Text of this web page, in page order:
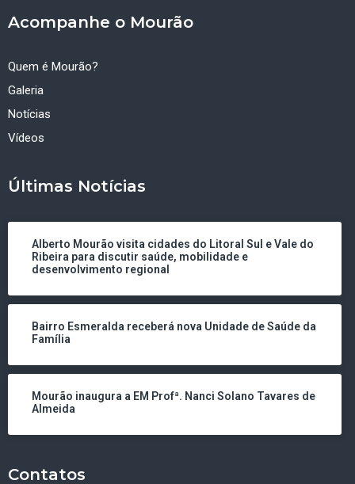
Acompanhe o Mourão
Quem é Mourão?
Galeria
Notícias
Vídeos
Últimas Notícias
Alberto Mourão visita cidades do Litoral Sul e Vale do
Ribeira para discutir saúde, mobilidade e
desenvolvimento regional
Bairro Esmeralda receberá nova Unidade de Saúde da
Família
Mourão inaugura a EM Profª. Nanci Solano Tavares de
Almeida
Contatos